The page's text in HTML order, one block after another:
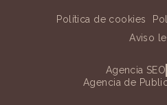
Política de cookies
Aviso
Agencia SEO
Agencia de